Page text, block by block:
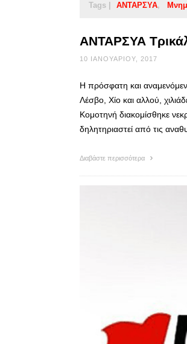
Tags | ΑΝΤΑΡΣΥΑ
ΑΝΤΑΡΣΥΑ
10 ΙΑΝΟΥΑΡΊΟΥ, 2017
Η πρόσφατη και
Λέσβο, Χίο και αλλού,
Κομοτηνή διακομίσθηκε
δηλητηριαστεί από τις
Διαβάστε περισσότερα